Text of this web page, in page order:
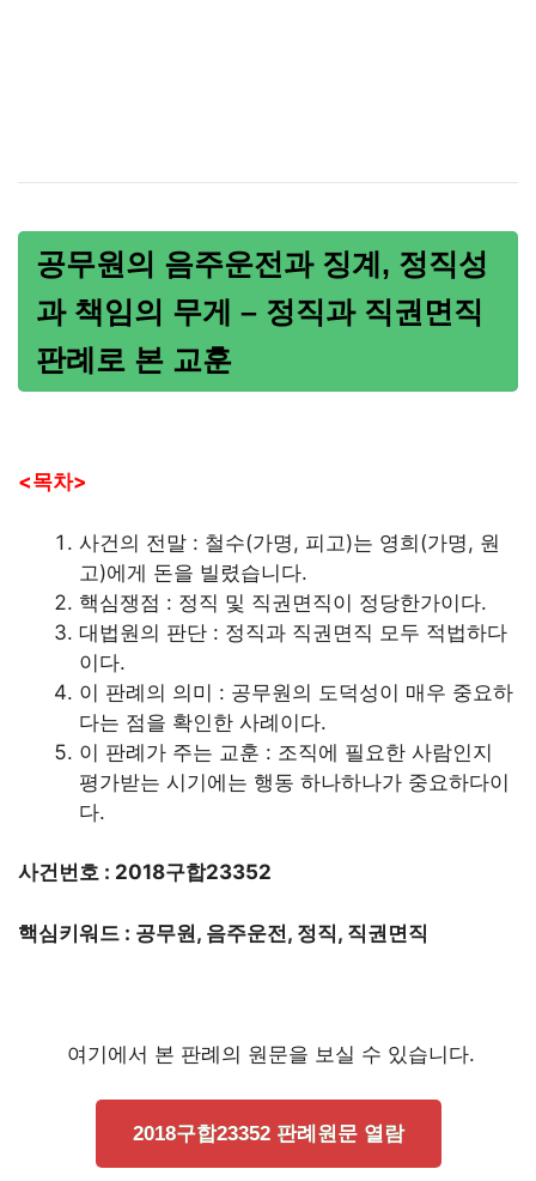
공무원의 음주운전과 징계, 정직성
과 책임의 무게 – 정직과 직권면직
판례로 본 교훈
<목차>
사건의 전말 : 철수(가명, 피고)는 영희(가명, 원
고)에게 돈을 빌렸습니다.
핵심쟁점 : 정직 및 직권면직이 정당한가이다.
대법원의 판단 : 정직과 직권면직 모두 적법하다
이다.
이 판례의 의미 : 공무원의 도덕성이 매우 중요하
다는 점을 확인한 사례이다.
이 판례가 주는 교훈 : 조직에 필요한 사람인지
평가받는 시기에는 행동 하나하나가 중요하다이
다.
사건번호 : 2018구합23352
핵심키워드 : 공무원, 음주운전, 정직, 직권면직
여기에서 본 판례의 원문을 보실 수 있습니다.
2018구합23352 판례원문 열람